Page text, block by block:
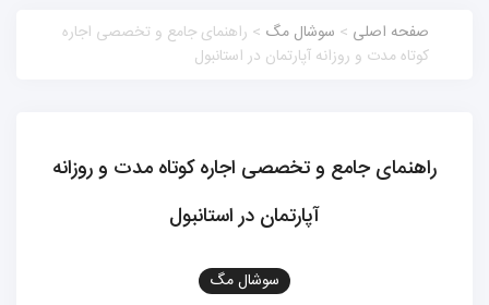
صفحه اصلی > سوشال مگ > راهنمای جامع و تخصصی اجاره
کوتاه مدت و روزانه آپارتمان در استانبول
راهنمای جامع و تخصصی اجاره کوتاه مدت و روزانه
آپارتمان در استانبول
سوشال مگ